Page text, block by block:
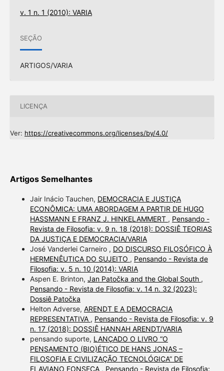
v. 1 n. 1 (2010): VARIA
SEÇÃO
ARTIGOS/VARIA
LICENÇA
Ver: https://creativecommons.org/licenses/by/4.0/
Artigos Semelhantes
Jair Inácio Tauchen, DEMOCRACIA E JUSTIÇA
ECONÔMICA: UMA ABORDAGEM A PARTIR DE HUGO
HASSMANN E FRANZ J. HINKELAMMERT , Pensando -
Revista de Filosofia: v. 9 n. 18 (2018): DOSSIÊ TEORIAS
DA JUSTIÇA E DEMOCRACIA/VARIA
José Vanderlei Carneiro , DO DISCURSO FILOSÓFICO À
HERMENÊUTICA DO SUJEITO , Pensando - Revista de
Filosofia: v. 5 n. 10 (2014): VARIA
Aspen E. Brinton, Jan Patočka and the Global South ,
Pensando - Revista de Filosofia: v. 14 n. 32 (2023):
Dossiê Patočka
Helton Adverse, ARENDT E A DEMOCRACIA
REPRESENTATIVA , Pensando - Revista de Filosofia: v. 9
n. 17 (2018): DOSSIÊ HANNAH ARENDT/VARIA
pensando suporte, LANÇADO O LIVRO “O
PENSAMENTO (BIO)ÉTICO DE HANS JONAS –
FILOSOFIA E CIVILIZAÇÃO TECNOLÓGICA” DE
FLAVIANO FONSECA , Pensando - Revista de Filosofia: